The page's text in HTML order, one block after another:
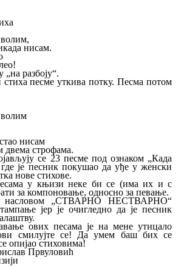
нисам.
„на разбоју“.
песме уткива потку. Песма потом
нисам
двема строфама.
се 23 песме под ознаком „Када
је песник покушао да уђе у женски
нове стихове.
у књизи неке би се (има их и с
за компоновање, односно за певање.
насловом „СТВАРНО НЕСТВАРНО“
јер је очигледно да је песник
ових песама је на мене утицало
смилујте се! Да умем баш бих се
опијао стиховима!
Првуловић